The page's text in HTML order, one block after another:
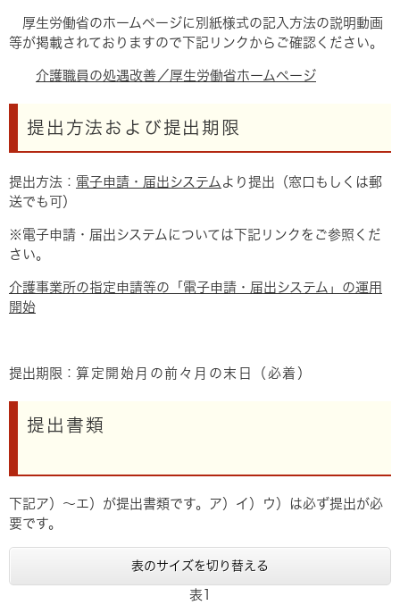
厚生労働省のホームページに別紙様式の記入方法の説明動画
等が掲載されておりますので下記リンクからご確認ください。
介護職員の処遇改善／厚生労働省ホームページ
提出方法および提出期限
提出方法： 電子申請・届出システム より提出（窓口もしくは郵
送でも可）
※電子申請・届出システムについては下記リンクをご参照くだ
さい。
介護事業所の指定申請等の「電子申請・届出システム」の運用
開始
提出期限： 算定開始月の前々月の末日（必着）
提出書類
下記ア）～エ）が提出書類です。ア）イ）ウ）は必ず提出が必
要です。
表のサイズを切り替える
表1